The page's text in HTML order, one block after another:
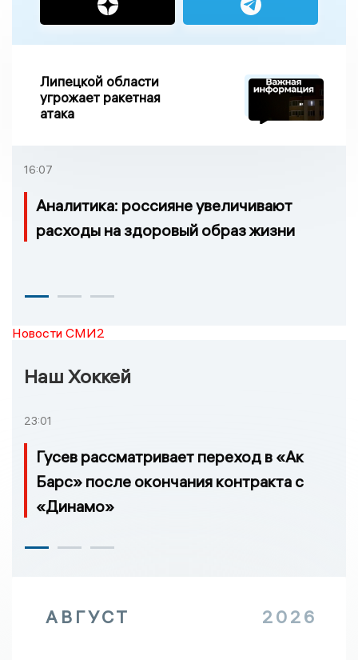
Липецкой области
угрожает ракетная
атака
16:07
Аналитика: россияне увеличивают
расходы на здоровый образ жизни
Новости СМИ2
Наш Хоккей
23:01
Гусев рассматривает переход в «Ак
Барс» после окончания контракта с
«Динамо»
АВГУСТ 2026